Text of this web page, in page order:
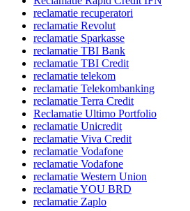
reclamatie recuperatori
reclamatie Revolut
reclamatie Sparkasse
reclamatie TBI Bank
reclamatie TBI Credit
reclamatie telekom
reclamatie Telekombanking
reclamatie Terra Credit
Reclamatie Ultimo Portfolio
reclamatie Unicredit
reclamatie Viva Credit
reclamatie Vodafone
reclamatie Vodafone
reclamatie Western Union
reclamatie YOU BRD
reclamatie Zaplo